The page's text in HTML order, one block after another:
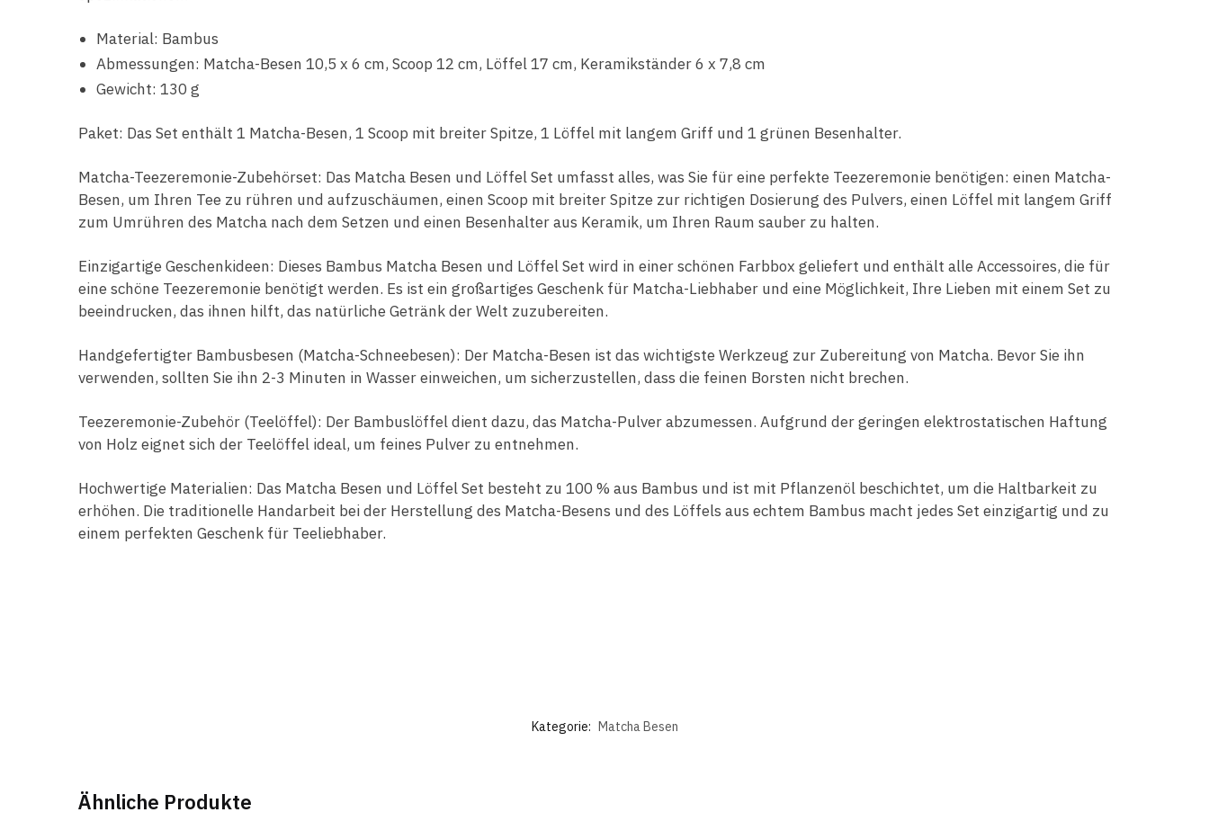
Material: Bambus
Abmessungen: Matcha-Besen 10,5 x 6 cm, Scoop 12 cm, Löffel 17 cm, Keramikständer 6 x 7,8 cm
Gewicht: 130 g
Paket: Das Set enthält 1 Matcha-Besen, 1 Scoop mit breiter Spitze, 1 Löffel mit langem Griff und 1 grünen Besenhalter.
Matcha-Teezeremonie-Zubehörset: Das Matcha Besen und Löffel Set umfasst alles, was Sie für eine perfekte Teezeremonie benötigen: einen Matcha-
Besen, um Ihren Tee zu rühren und aufzuschäumen, einen Scoop mit breiter Spitze zur richtigen Dosierung des Pulvers, einen Löffel mit langem Griff
zum Umrühren des Matcha nach dem Setzen und einen Besenhalter aus Keramik, um Ihren Raum sauber zu halten.
Einzigartige Geschenkideen: Dieses Bambus Matcha Besen und Löffel Set wird in einer schönen Farbbox geliefert und enthält alle Accessoires, die für
eine schöne Teezeremonie benötigt werden. Es ist ein großartiges Geschenk für Matcha-Liebhaber und eine Möglichkeit, Ihre Lieben mit einem Set zu
beeindrucken, das ihnen hilft, das natürliche Getränk der Welt zuzubereiten.
Handgefertigter Bambusbesen (Matcha-Schneebesen): Der Matcha-Besen ist das wichtigste Werkzeug zur Zubereitung von Matcha. Bevor Sie ihn
verwenden, sollten Sie ihn 2-3 Minuten in Wasser einweichen, um sicherzustellen, dass die feinen Borsten nicht brechen.
Teezeremonie-Zubehör (Teelöffel): Der Bambuslöffel dient dazu, das Matcha-Pulver abzumessen. Aufgrund der geringen elektrostatischen Haftung
von Holz eignet sich der Teelöffel ideal, um feines Pulver zu entnehmen.
Hochwertige Materialien: Das Matcha Besen und Löffel Set besteht zu 100 % aus Bambus und ist mit Pflanzenöl beschichtet, um die Haltbarkeit zu
erhöhen. Die traditionelle Handarbeit bei der Herstellung des Matcha-Besens und des Löffels aus echtem Bambus macht jedes Set einzigartig und zu
einem perfekten Geschenk für Teeliebhaber.
Kategorie: Matcha Besen
Ähnliche Produkte